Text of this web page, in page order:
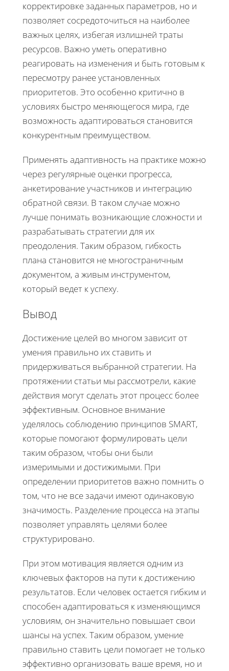
корректировке заданных параметров, но и
позволяет сосредоточиться на наиболее
важных целях, избегая излишней траты
ресурсов. Важно уметь оперативно
реагировать на изменения и быть готовым к
пересмотру ранее установленных
приоритетов. Это особенно критично в
условиях быстро меняющегося мира, где
возможность адаптироваться становится
конкурентным преимуществом.
Применять адаптивность на практике можно
через регулярные оценки прогресса,
анкетирование участников и интеграцию
обратной связи. В таком случае можно
лучше понимать возникающие сложности и
разрабатывать стратегии для их
преодоления. Таким образом, гибкость
плана становится не многостраничным
документом, а живым инструментом,
который ведет к успеху.
Вывод
Достижение целей во многом зависит от
умения правильно их ставить и
придерживаться выбранной стратегии. На
протяжении статьи мы рассмотрели, какие
действия могут сделать этот процесс более
эффективным. Основное внимание
уделялось соблюдению принципов SMART,
которые помогают формулировать цели
таким образом, чтобы они были
измеримыми и достижимыми. При
определении приоритетов важно помнить о
том, что не все задачи имеют одинаковую
значимость. Разделение процесса на этапы
позволяет управлять целями более
структурировано.
При этом мотивация является одним из
ключевых факторов на пути к достижению
результатов. Если человек остается гибким и
способен адаптироваться к изменяющимся
условиям, он значительно повышает свои
шансы на успех. Таким образом, умение
правильно ставить цели помогает не только
эффективно организовать ваше время, но и